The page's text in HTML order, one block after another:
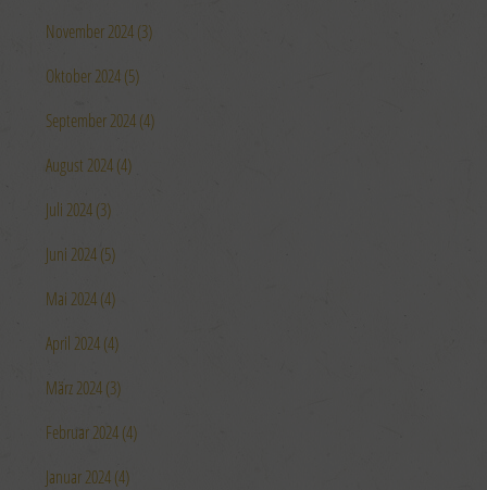
November 2024 (3)
Oktober 2024 (5)
September 2024 (4)
August 2024 (4)
Juli 2024 (3)
Juni 2024 (5)
Mai 2024 (4)
April 2024 (4)
März 2024 (3)
Februar 2024 (4)
Januar 2024 (4)